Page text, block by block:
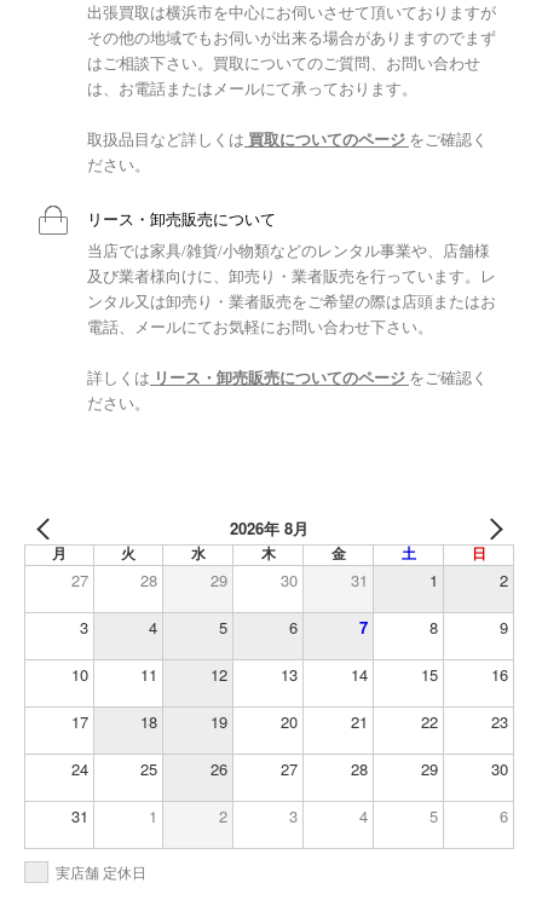
出張買取は横浜市を中心にお伺いさせて頂いておりますが
その他の地域でもお伺いが出来る場合がありますのでまず
はご相談下さい。買取についてのご質問、お問い合わせ
は、お電話またはメールにて承っております。
取扱品目など詳しくは 買取についてのページ をご確認く
ださい。
リース・卸売販売について
当店では家具/雑貨/小物類などのレンタル事業や、店舗様
及び業者様向けに、卸売り・業者販売を行っています。レ
ンタル又は卸売り・業者販売をご希望の際は店頭またはお
電話、メールにてお気軽にお問い合わせ下さい。
詳しくは リース・卸売販売についてのページ をご確認く
ださい。
2026年 8月
月 火 水 木 金 土 日
27 28 29 30 31 1 2
3 4 5 6 7 8 9
10 11 12 13 14 15 16
17 18 19 20 21 22 23
24 25 26 27 28 29 30
31 1 2 3 4 5 6
実店舗 定休日